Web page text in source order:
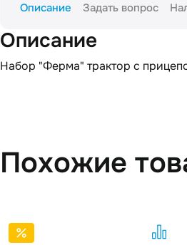
Описание Задать вопрос
Описание
Набор "Ферма" трактор с
Похожие